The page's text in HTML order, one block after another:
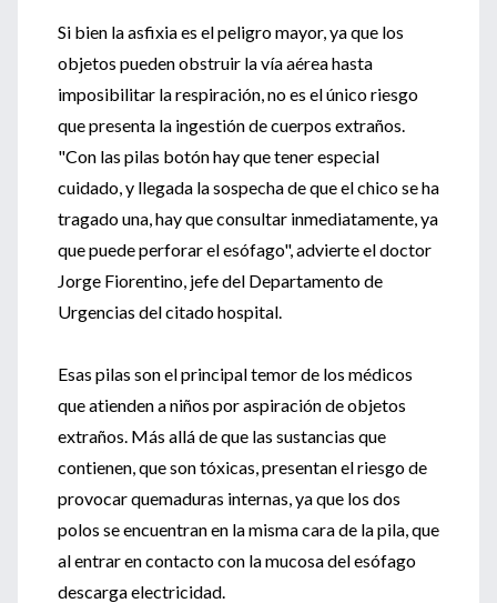
Si bien la asfixia es el peligro mayor, ya que los
objetos pueden obstruir la vía aérea hasta
imposibilitar la respiración, no es el único riesgo
que presenta la ingestión de cuerpos extraños.
"Con las pilas botón hay que tener especial
cuidado, y llegada la sospecha de que el chico se ha
tragado una, hay que consultar inmediatamente, ya
que puede perforar el esófago", advierte el doctor
Jorge Fiorentino, jefe del Departamento de
Urgencias del citado hospital.
Esas pilas son el principal temor de los médicos
que atienden a niños por aspiración de objetos
extraños. Más allá de que las sustancias que
contienen, que son tóxicas, presentan el riesgo de
provocar quemaduras internas, ya que los dos
polos se encuentran en la misma cara de la pila, que
al entrar en contacto con la mucosa del esófago
descarga electricidad.